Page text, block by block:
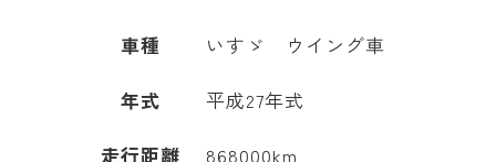
車種
いすゞ ウイング車
年式
平成27年式
走行距離
868000km